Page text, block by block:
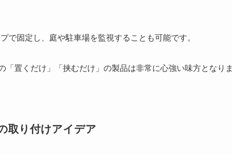
で固定し、庭や駐車場を監視することも可能です。
「置くだけ」「挟むだけ」の製品は非常に心強い味方となり
取り付けアイデア